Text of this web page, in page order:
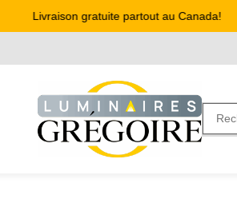
Livraison gratuite partout au Canada!